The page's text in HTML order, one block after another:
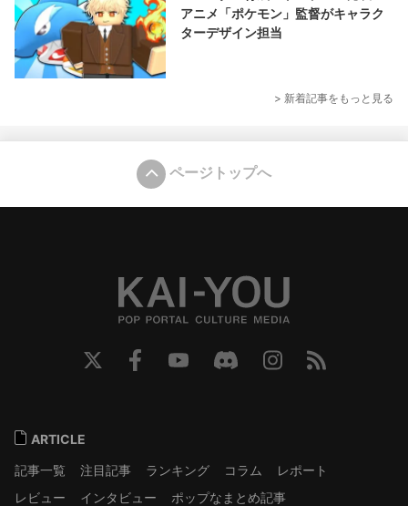
アニメ「ポケモン」監督がキャラク
ターデザイン担当
> 新着記事をもっと見る
ページトップへ
ARTICLE
記事一覧
注目記事 ランキング コラム
レポート
レビュー
インタビュー ポップなまとめ記事